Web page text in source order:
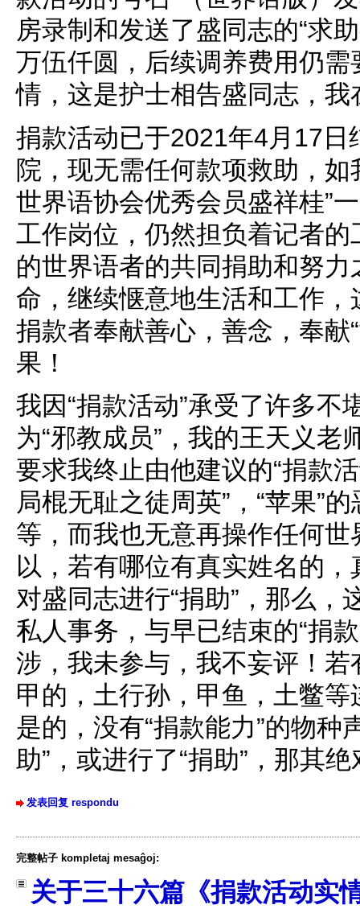
房录制和发送了盛同志的“求
万伍仟圆，后续调养费用仍
情，这是护士相告盛同志，
捐款活动已于2021年4月17
院，现无需任何款项救助，
世界语协会优秀会员盛祥桂”
工作岗位，仍然担负着记者
的世界语者的共同捐助和努
命，继续惬意地生活和工作
捐款者奉献善心，善念，奉献
果！
我因“捐款活动”承受了许多不
为“邪教成员”，我的王天义老
要求我终止由他建议的“捐款
局棍无耻之徒周英”，“苹果”
等，而我也无意再操作任何
以，若有哪位有真实姓名的
对盛同志进行“捐助”，那么，
私人事务，与早已结束的“捐
涉，我未参与，我不妄评！
甲的，土行孙，甲鱼，土鳖
是的，没有“捐款能力”的物种
助”，或进行了“捐助”，那其
发表回复 respondu
完整帖子 kompletaj mesaĝoj:
关于三十六篇《捐款活动实